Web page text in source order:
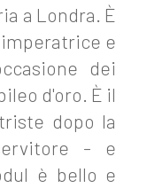
a Londra. È
imperatrice e
dei
d'oro. È il
dopo la
- e
è bello e